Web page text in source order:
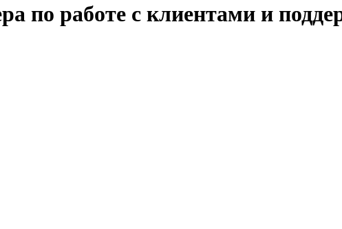
по работе с клиентами и